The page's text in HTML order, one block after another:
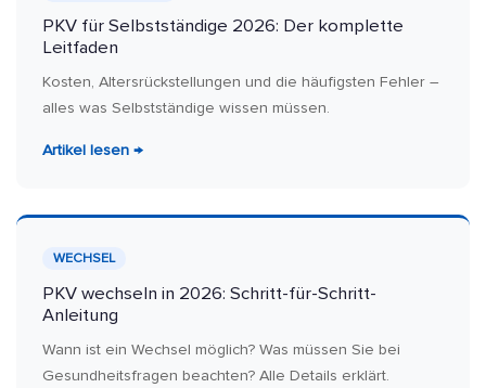
PKV für Selbstständige 2026: Der komplette
Leitfaden
Kosten, Altersrückstellungen und die häufigsten Fehler –
alles was Selbstständige wissen müssen.
Artikel lesen →
WECHSEL
PKV wechseln in 2026: Schritt-für-Schritt-
Anleitung
Wann ist ein Wechsel möglich? Was müssen Sie bei
Gesundheitsfragen beachten? Alle Details erklärt.